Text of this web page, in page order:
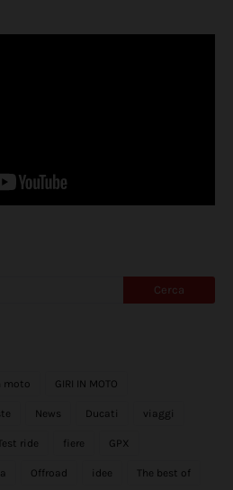
moto GIRI IN MOTO
News Ducati viaggi
Test ride fiere GPX
Offroad idee The best of